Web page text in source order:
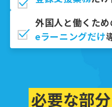
外国⼈と働くため
eラーニングだけ
必要な部分